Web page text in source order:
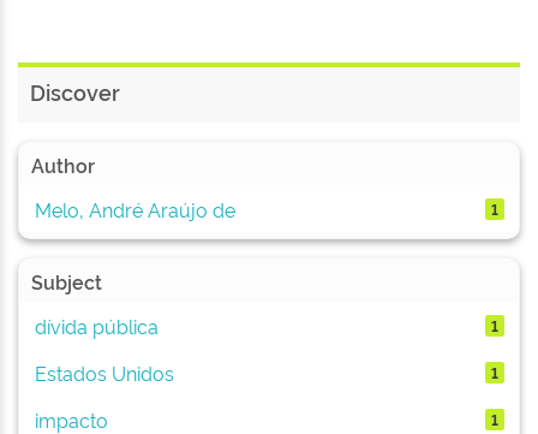
Discover
Author
Melo, André Araújo de
1
Subject
dívida pública
1
Estados Unidos 1
impacto 1